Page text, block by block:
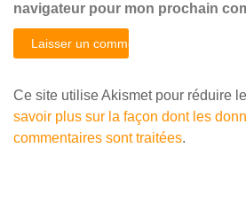
navigateur pour mon prochain
Ce site utilise Akismet pour réduire
savoir plus sur la façon dont les
commentaires sont traitées.